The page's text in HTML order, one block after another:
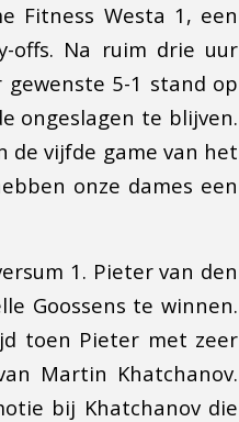
Fitness Westa 1, een
offs. Na ruim drie uur
5-1 stand op
ongeslagen te blijven.
de vijfde game van het
onze dames een
1. Pieter van den
Goossens te winnen.
toen Pieter met zeer
Martin Khatchanov.
bij Khatchanov die